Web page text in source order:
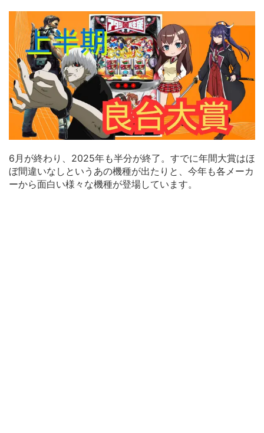
6月が終わり、2025年も半分が終了。すでに年間大賞はほ
ぼ間違いなしというあの機種が出たりと、今年も各メーカ
ーから面白い様々な機種が登場しています。